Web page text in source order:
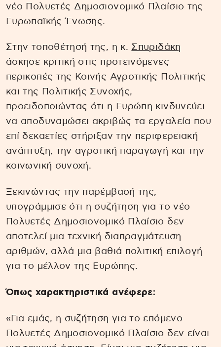
νέο Πολυετές Δημοσιονομικό Πλαίσιο της
Ευρωπαϊκής Ένωσης.
Στην τοποθέτησή της, η κ. Σπυριδάκη
άσκησε κριτική στις προτεινόμενες
περικοπές της Κοινής Αγροτικής Πολιτικής
και της Πολιτικής Συνοχής,
προειδοποιώντας ότι η Ευρώπη κινδυνεύει
να αποδυναμώσει ακριβώς τα εργαλεία που
επί δεκαετίες στήριξαν την περιφερειακή
ανάπτυξη, την αγροτική παραγωγή και την
κοινωνική συνοχή.
Ξεκινώντας την παρέμβασή της,
υπογράμμισε ότι η συζήτηση για το νέο
Πολυετές Δημοσιονομικό Πλαίσιο δεν
αποτελεί μια τεχνική διαπραγμάτευση
αριθμών, αλλά μια βαθιά πολιτική επιλογή
για το μέλλον της Ευρώπης.
Όπως χαρακτηριστικά ανέφερε:
«Για εμάς, η συζήτηση για το επόμενο
Πολυετές Δημοσιονομικό Πλαίσιο δεν είναι